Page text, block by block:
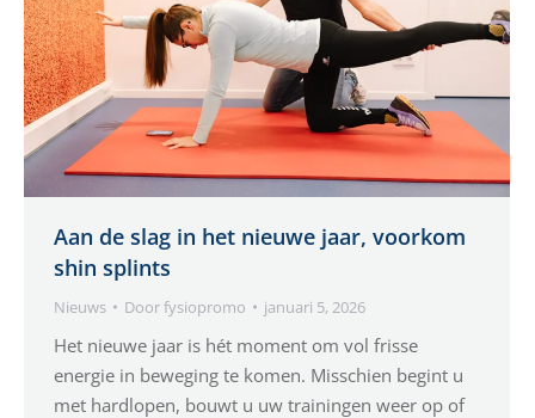
Aan de slag in het nieuwe jaar, voorkom
shin splints
Nieuws Doorfysiopromo januari 5, 2026
Het nieuwe jaar is hét moment om vol frisse
energie in beweging te komen. Misschien begint u
met hardlopen, bouwt u uw trainingen weer op of